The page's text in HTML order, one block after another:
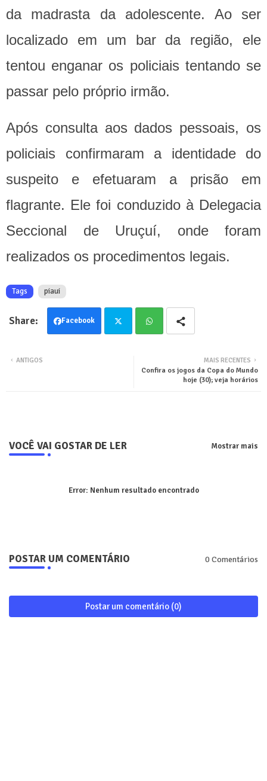
da madrasta da adolescente. Ao ser
localizado em um bar da região, ele
tentou enganar os policiais tentando se
passar pelo próprio irmão.
Após consulta aos dados pessoais, os
policiais confirmaram a identidade do
suspeito e efetuaram a prisão em
flagrante. Ele foi conduzido à Delegacia
Seccional de Uruçuí, onde foram
realizados os procedimentos legais.
Tags piaui
Facebook
tsa
MAIS RECENTES
Confira os jogos da Copa do Mundo
hoje (30); veja horários
ANTIGOS
VOCÊ VAI GOSTAR DE LER Mostrar mais
Error: Nenhum resultado encontrado
POSTAR UM COMENTÁRIO 0 Comentários
Postar um comentário (0)